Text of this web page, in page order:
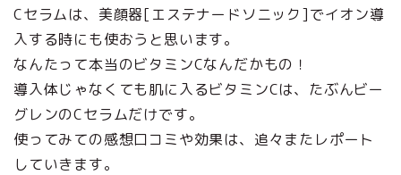
Cセラムは、美顔器[エステナードソニック]でイオン導
入する時にも使おうと思います。
なんたって本当のビタミンCなんだかもの！
導入体じゃなくても肌に入るビタミンCは、たぶんビー
グレンのCセラムだけです。
使ってみての感想口コミや効果は、追々またレポート
していきます。